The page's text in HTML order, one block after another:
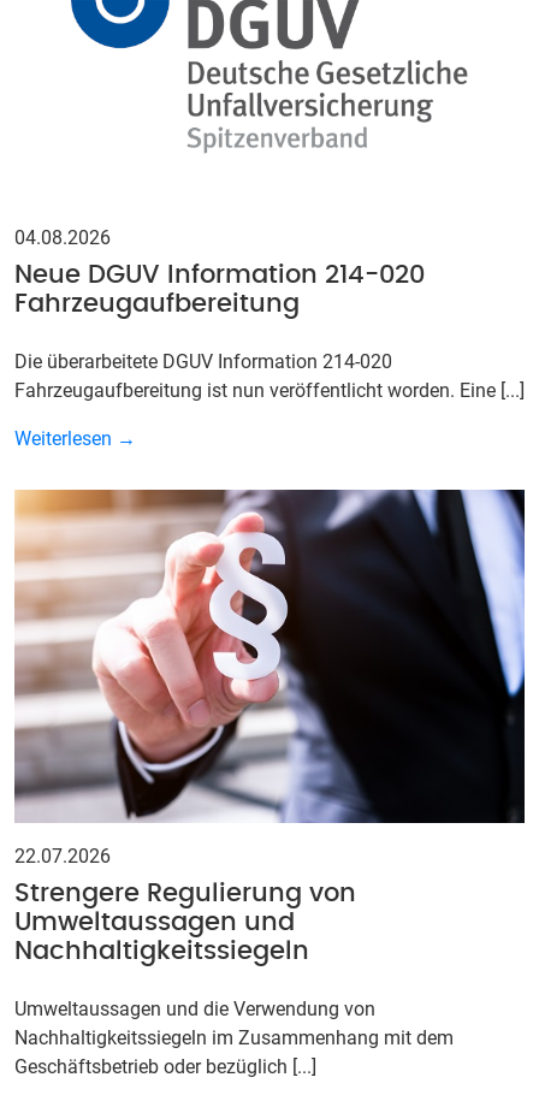
Neue DGUV Information 214-020
Fahrzeugaufbereitung
04.08.2026
Die überarbeitete DGUV Information 214-020
Fahrzeugaufbereitung ist nun veröffentlicht worden. Eine [...]
Weiterlesen →
Strengere Regulierung von
Umweltaussagen und
Nachhaltigkeitssiegeln
22.07.2026
Umweltaussagen und die Verwendung von
Nachhaltigkeitssiegeln im Zusammenhang mit dem
Geschäftsbetrieb oder bezüglich [...]